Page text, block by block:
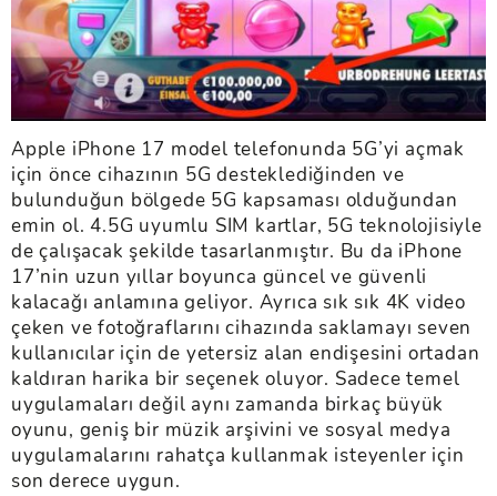
Apple iPhone 17 model telefonunda 5G’yi açmak
için önce cihazının 5G desteklediğinden ve
bulunduğun bölgede 5G kapsaması olduğundan
emin ol. 4.5G uyumlu SIM kartlar, 5G teknolojisiyle
de çalışacak şekilde tasarlanmıştır. Bu da iPhone
17’nin uzun yıllar boyunca güncel ve güvenli
kalacağı anlamına geliyor. Ayrıca sık sık 4K video
çeken ve fotoğraflarını cihazında saklamayı seven
kullanıcılar için de yetersiz alan endişesini ortadan
kaldıran harika bir seçenek oluyor. Sadece temel
uygulamaları değil aynı zamanda birkaç büyük
oyunu, geniş bir müzik arşivini ve sosyal medya
uygulamalarını rahatça kullanmak isteyenler için
son derece uygun.